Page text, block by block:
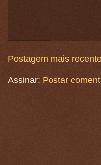
Postagem mais recente
Assinar: Postar